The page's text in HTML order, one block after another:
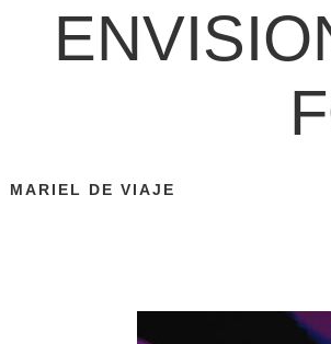
MARIEL DE VIAJE